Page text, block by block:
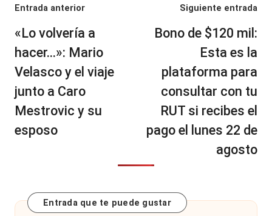
Navegación
de
entradas
Entrada anterior
«Lo volvería a
hacer…»: Mario
Velasco y el viaje
junto a Caro
Mestrovic y su
esposo
Siguiente entrada
Bono de $120 mil:
Esta es la
plataforma para
consultar con tu
RUT si recibes el
pago el lunes 22 de
agosto
Entrada que te puede gustar